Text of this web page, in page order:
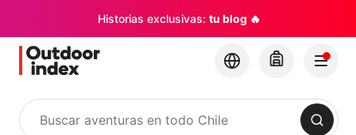
Historias exclusivas: tu blog 🔥
Buscar